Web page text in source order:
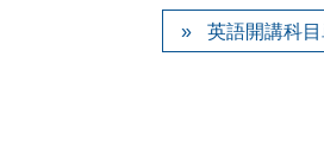
英語開講科